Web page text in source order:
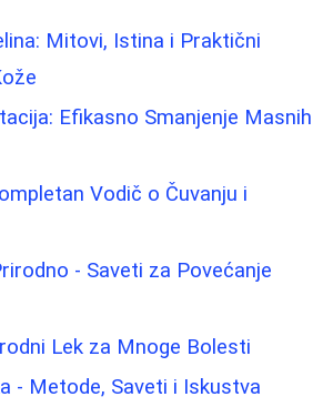
Mitovi, Istina i Praktični
Efikasno Smanjenje Masnih
Vodič o Čuvanju i
- Saveti za Povećanje
Lek za Mnoge Bolesti
- Metode, Saveti i Iskustva